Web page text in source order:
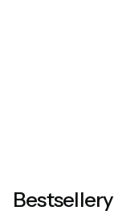
Bestsellery